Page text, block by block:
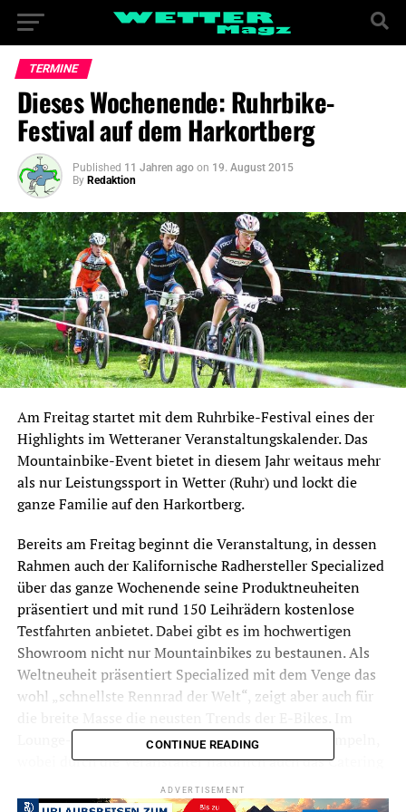
TERMINE
Dieses Wochenende: Ruhrbike-
Festival auf dem Harkortberg
Published 11 Jahren ago on 19. August 2015
By Redaktion
Am Freitag startet mit dem Ruhrbike-Festival eines der
Highlights im Wetteraner Veranstaltungskalender. Das
Mountainbike-Event bietet in diesem Jahr weitaus mehr
als nur Leistungssport in Wetter (Ruhr) und lockt die
ganze Familie auf den Harkortberg.
Bereits am Freitag beginnt die Veranstaltung, in dessen
Rahmen auch der Kalifornische Radhersteller Specialized
über das ganze Wochenende seine Produktneuheiten
präsentiert und mit rund 150 Leihrädern kostenlose
Testfahrten anbietet. Dabei gibt es im hochwertigen
Showroom nicht nur Mountainbikes zu bestaunen. Als
Weltneuheit präsentiert Specialized mit dem Venge das
wohl „schnellste Rennrad der Welt“, zeigt aber auch für
Lounge-Bereich bleibt genügend Zeit zum Fachsimpeln,
wobei durch die Veranstalter natürlich auch das Catering
wieder voll bestückt wird.
Auch E-Bikes stehen zur Testfahrt bereit
CONTINUE READING
ADVERTISEMENT